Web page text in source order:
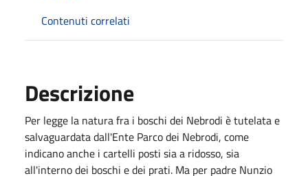
Contenuti correlati
Descrizione
Per legge la natura fra i boschi dei Nebrodi è tutelata e
salvaguardata dall'Ente Parco dei Nebrodi, come
indicano anche i cartelli posti sia a ridosso, sia
all'interno dei boschi e dei prati. Ma per padre Nunzio